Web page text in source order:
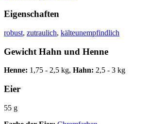
Eigenschaften
robust, zutraulich, kälteunempfindlich
Gewicht Hahn und Henne
Henne: 1,75 - 2,5 kg, Hahn: 2,5 - 3 kg
Eier
55 g